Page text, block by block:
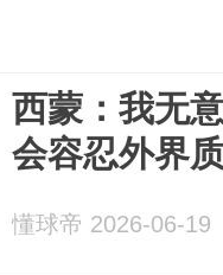
西蒙：我无
会容忍外界
懂球帝 2026-06-19